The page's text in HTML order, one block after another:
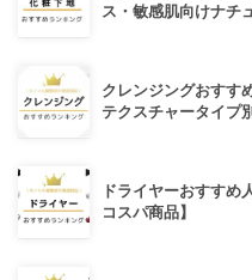
ス・敏感肌向けナチ
クレンジングおすす
テクスチャータイプ
ドライヤーおすすめ
コスパ商品】